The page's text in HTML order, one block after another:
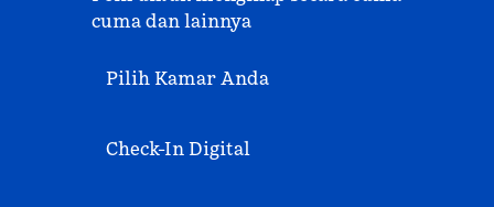
cuma dan lainnya
Pilih Kamar Anda
Check-In Digital